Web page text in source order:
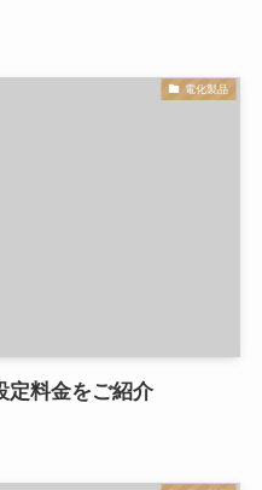
電化製品
定料金をご紹介